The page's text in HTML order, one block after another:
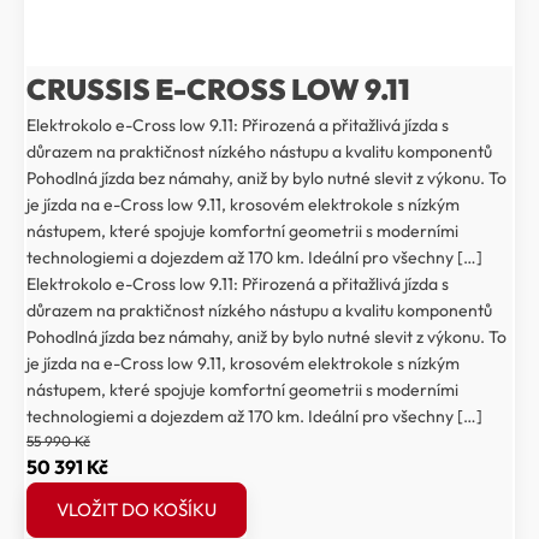
CRUSSIS E-CROSS LOW 9.11
Elektrokolo e-Cross low 9.11: Přirozená a přitažlivá jízda s
důrazem na praktičnost nízkého nástupu a kvalitu komponentů
Pohodlná jízda bez námahy, aniž by bylo nutné slevit z výkonu. To
je jízda na e-Cross low 9.11, krosovém elektrokole s nízkým
nástupem, které spojuje komfortní geometrii s moderními
technologiemi a dojezdem až 170 km. Ideální pro všechny […]
Elektrokolo e-Cross low 9.11: Přirozená a přitažlivá jízda s
důrazem na praktičnost nízkého nástupu a kvalitu komponentů
Pohodlná jízda bez námahy, aniž by bylo nutné slevit z výkonu. To
je jízda na e-Cross low 9.11, krosovém elektrokole s nízkým
nástupem, které spojuje komfortní geometrii s moderními
technologiemi a dojezdem až 170 km. Ideální pro všechny […]
55 990Kč
Původní
cena
byla:
50 391 KčAktuální
VLOŽIT DO KOŠÍKU